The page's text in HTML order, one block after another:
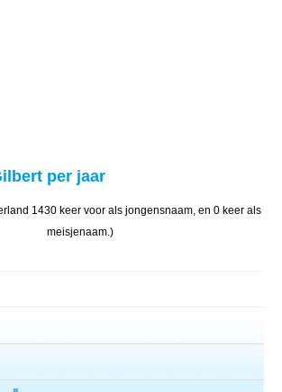
per jaar
1430 keer voor als jongensnaam, en 0 keer als
meisjenaam.)